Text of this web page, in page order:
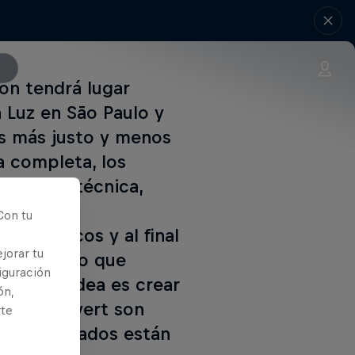
tendrá lugar
en São Paulo y
más justo y menos
completa, los
técnica,
de
específicos y al final
de lo que
La idea es crear
de vert son
confirmados están
tu
tu